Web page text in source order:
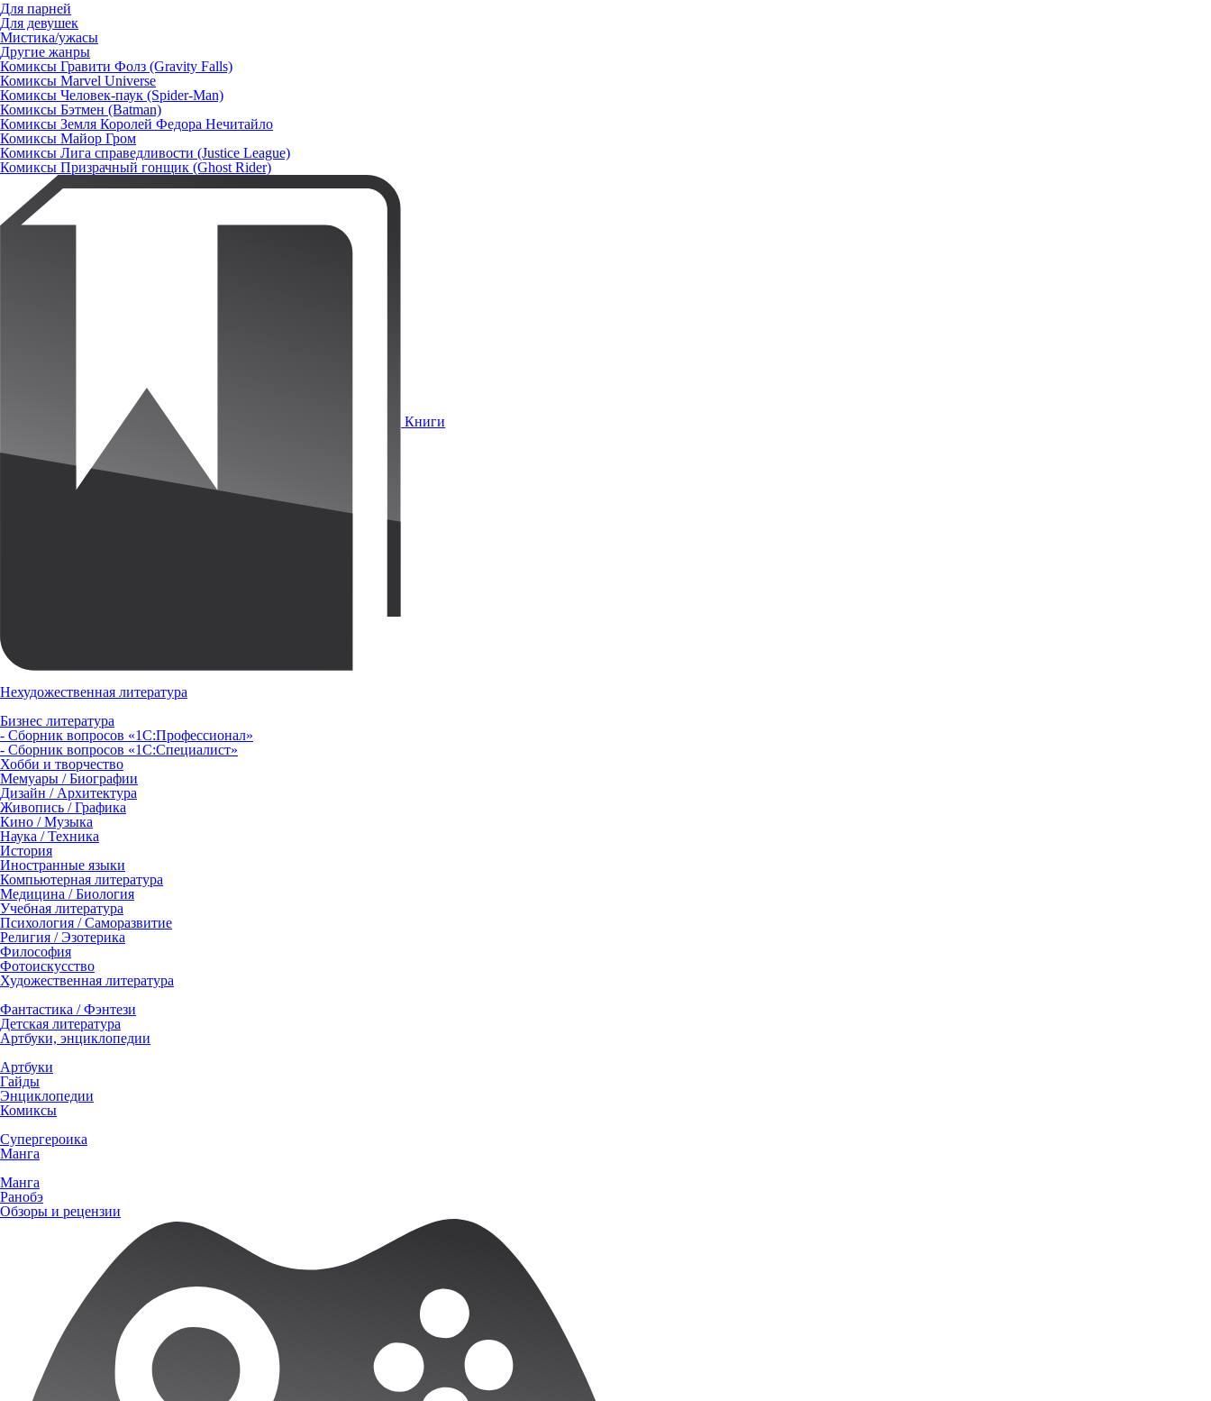
Для парней
Для девушек
Мистика/ужасы
Другие жанры
Комиксы Гравити Фолз (Gravity Falls)
Комиксы Marvel Universe
Комиксы Человек-паук (Spider-Man)
Комиксы Бэтмен (Batman)
Комиксы Земля Королей Федора Нечитайло
Комиксы Майор Гром
Комиксы Лига справедливости (Justice League)
Комиксы Призрачный гонщик (Ghost Rider)
Книги
Нехудожественная литература
Бизнес литература
- Сборник вопросов «1С:Профессионал»
- Сборник вопросов «1С:Специалист»
Хобби и творчество
Мемуары / Биографии
Дизайн / Архитектура
Живопись / Графика
Кино / Музыка
Наука / Техника
История
Иностранные языки
Компьютерная литература
Медицина / Биология
Учебная литература
Психология / Саморазвитие
Религия / Эзотерика
Философия
Фотоискусство
Художественная литература
Фантастика / Фэнтези
Детская литература
Артбуки, энциклопедии
Артбуки
Гайды
Энциклопедии
Комиксы
Супергероика
Манга
Манга
Ранобэ
Обзоры и рецензии